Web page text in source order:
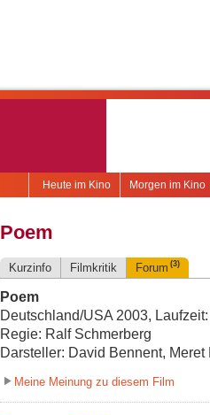
Morgen im Kino
Heute im Kino
Poem
Kurzinfo Filmkritik Forum (3)
Poem
Deutschland/USA 2003,
Regie: Ralf Schmerberg
Darsteller: David Bennent,
Meine Meinung zu diesem Film